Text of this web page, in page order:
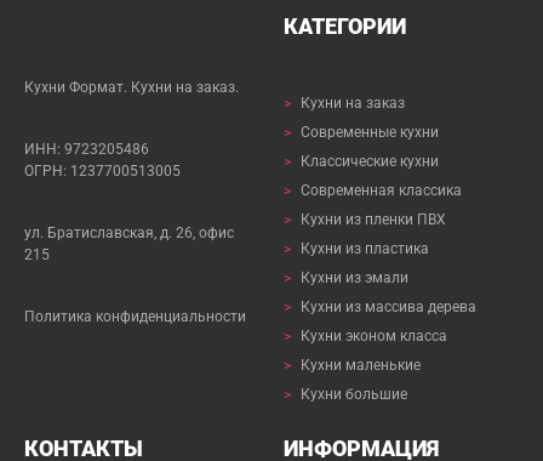
Кухни Формат. Кухни на заказ.
ИНН: 9723205486
ОГРН: 1237700513005
ул. Братиславская, д. 26, офис
215
Политика конфиденциальности
КАТЕГОРИИ
>
Кухни на заказ
> Современные кухни
>
Классические кухни
> Современная классика
>
Кухни из пленки ПВХ
>
Кухни из пластика
>
Кухни из эмали
>
Кухни из массива дерева
>
Кухни эконом класса
>
Кухни маленькие
>
Кухни большие
ИНФОРМАЦИЯ
КОНТАКТЫ